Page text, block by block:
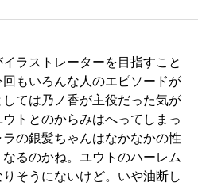
ラストレーターを目指すこと
もいろんな人のエピソードが
ては乃ノ香が主役だった気が
トとのからみはへってしまっ
の銀髪ちゃんはなかなかの性
るのかね。ユウトのハーレム
そうにないけど。いや油断し